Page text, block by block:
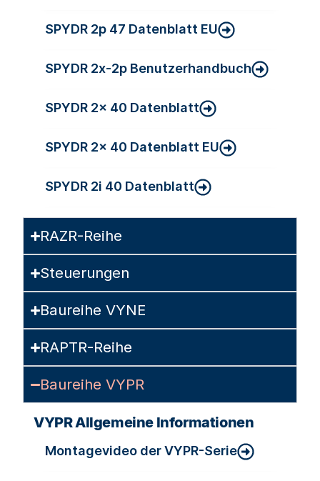
SPYDR 2p 47 Datenblatt EU
SPYDR 2x-2p Benutzerhandbuch
SPYDR 2x 40 Datenblatt
SPYDR 2x 40 Datenblatt EU
SPYDR 2i 40 Datenblatt
RAZR-Reihe
Steuerungen
Baureihe VYNE
RAPTR-Reihe
Baureihe VYPR
VYPR Allgemeine Informationen
Montagevideo der VYPR-Serie